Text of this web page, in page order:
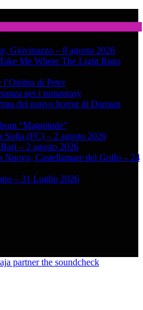
Giovinazzo – 8 agosto 2026
Me Where The Light Runs
di Peter
per i romantasy
del nuovo horror di Damian
“Magnitude”
Sofia (FC) – 2 agosto 2026
– 2 agosto 2026
Castellamare del Golfo – 24
– 31 Luglio 2026